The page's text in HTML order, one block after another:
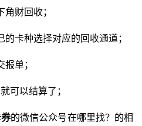
财回收；
卡种选择对应的回收通道；
单；
可以结算了；
券的微信公众号在哪里找？的相